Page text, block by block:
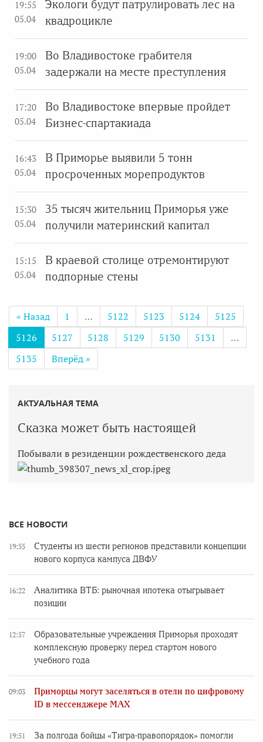
19:55
05.04
Экологи будут патрулировать лес на
квадроцикле
19:00
05.04
Во Владивостоке грабителя
задержали на месте преступления
17:20
05.04
Во Владивостоке впервые пройдет
Бизнес-спартакиада
16:43
05.04
В Приморье выявили 5 тонн
просроченных морепродуктов
15:30
05.04
35 тысяч жительниц Приморья уже
получили материнский капитал
15:15
05.04
В краевой столице отремонтируют
подпорные стены
« Назад 1 … 5122 5123 5124
5125
5126
5127 5128 5129 5130 5131
…
5135
Вперёд »
АКТУАЛЬНАЯ ТЕМА
Сказка может быть настоящей
Побывали в резиденции рождественского деда
ВСЕ НОВОСТИ
19:55
Студенты из шести регионов представили концепции
нового корпуса кампуса ДВФУ
16:22
Аналитика ВТБ: рыночная ипотека отыгрывает
позиции
12:57
Образовательные учреждения Приморья проходят
комплексную проверку перед стартом нового
учебного года
09:03
Приморцы могут заселяться в отели по цифровому
ID в мессенджере MAX
19:51
За полгода бойцы «Тигра-правопорядок» помогли